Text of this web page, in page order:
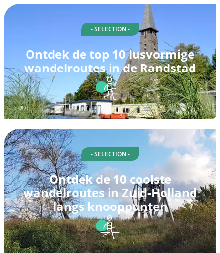
- SELECTION -
Ontdek de top 10 lusvormige
wandelroutes in de Randstad
- SELECTION -
Ontdek de 10 coolste
wandelroutes in Zuid-Holland
langs knooppunten